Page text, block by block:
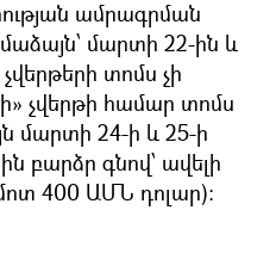
ամրագրման
մարտի 22-ին և
տոմս չի
չվերթի համար տոմս
մարտի 24-ի և 25-ի
բարձր գնով՝ ավելի
400 ԱՄՆ դոլար):